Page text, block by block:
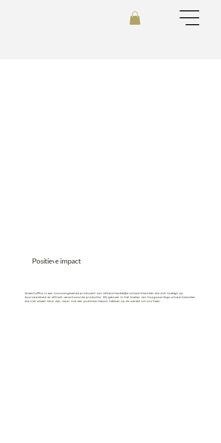
Positieve impact
GreenCoffins is een toonaangevende producent van milieuvriendelijke uitvaartmanden die zich toelegt op
duurzaamheid en ethisch verantwoorde productie. Wij geloven in het bieden van hoogwaardige uitvaartmanden
die niet alleen mooi zijn, maar ook een positieve impact hebben op de wereld om ons heen.